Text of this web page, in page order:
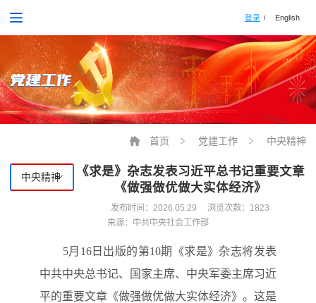
登录 English
党建工作
首页 党建工作 中央精神
中央精神
《求是》杂志发表习近平总书记重要文章
《做强做优做大实体经济》
发布时间： 2026.05.29
浏览次数：1823
来源：中共中央社会工作部
5月16日出版的第10期《求是》杂志将发表
中共中央总书记、国家主席、中央军委主席习近
平的重要文章《做强做优做大实体经济》。这是